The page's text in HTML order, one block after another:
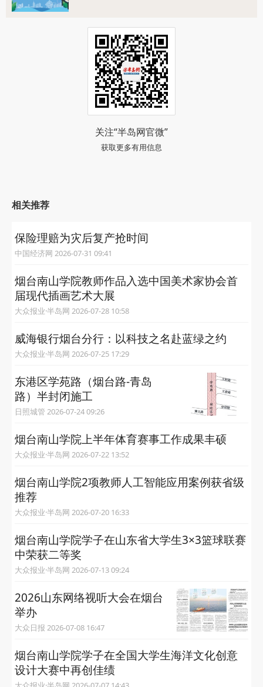
关注“半岛网官微”
获取更多有用信息
相关推荐
保险理赔为灾后复产抢时间
中国经济网 2026-07-31 09:41
烟台南山学院教师作品入选中国美术家协会首
届现代插画艺术大展
大众报业·半岛网 2026-07-28 10:58
威海银行烟台分行：以科技之名赴蓝绿之约
大众报业·半岛网 2026-07-25 17:29
东港区学苑路（烟台路-青岛
路）半封闭施工
日照城管 2026-07-24 09:26
烟台南山学院上半年体育赛事工作成果丰硕
大众报业·半岛网 2026-07-22 13:52
烟台南山学院2项教师人工智能应用案例获省级
推荐
大众报业·半岛网 2026-07-20 16:33
烟台南山学院学子在山东省大学生3×3篮球联赛
中荣获二等奖
大众报业·半岛网 2026-07-13 09:24
2026山东网络视听大会在烟台
举办
大众日报 2026-07-08 16:47
烟台南山学院学子在全国大学生海洋文化创意
设计大赛中再创佳绩